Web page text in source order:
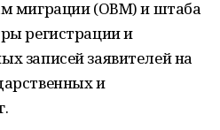
миграции (ОВМ) и штаба
регистра­ции и
записей за­явителей на
и